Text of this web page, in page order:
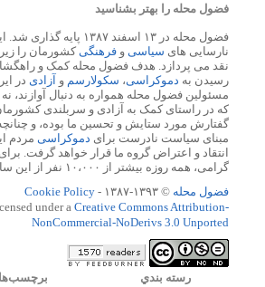
فضول محله را بهتر بشناسید
فضول محله در ۱۳ اسفند ۱۳۸۷
نارسایی های سیاسی و فرهنگی کشورمان را
نقد می پردازد. هدف فضول محله کمک و
رسیدن به دموکراسی، سکولارسم و آزادی در
مسئولین فضول محله همواره به دنبال آوازند، نه
که در راستای کمک به آزادی و سربلندی
گفتارش مورد ستایش و تحسین ما بوده، و چنانچه
مبنای سیاست نادرست برای دموکراسی مردم
انتقاد و اعتراض گروه ما قرار خواهد گرفت.
گرامی، همه روزه بیشتر از ۱۰،۰۰۰ نفر از این سایت دیدن می کنند.
فضول محله © ۱۳۹۳-۱۳۸۷ -
Cookie Policy
under a Creative Commons Attribution-
NonCommercial-NoDerivs 3.0 Unported
رسته بندي برچسب‌ها